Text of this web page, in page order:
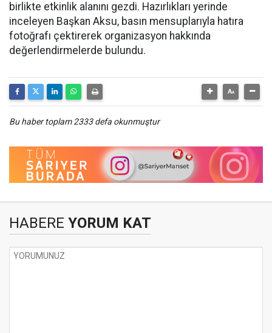
birlikte etkinlik alanını gezdi. Hazırlıkları yerinde
inceleyen Başkan Aksu, basın mensuplarıyla hatıra
fotoğrafı çektirerek organizasyon hakkında
değerlendirmelerde bulundu.
Bu haber toplam 2333 defa okunmuştur
HABERE YORUM KAT